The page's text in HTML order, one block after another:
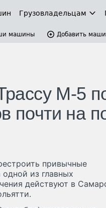
Грузовладельцам
машины Добавить
М-5
почти на
привычные
из главных
действуют в